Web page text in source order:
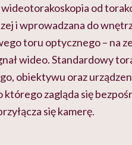
wideotorakoskopia od
i wprowadzana do
toru optycznego – na
wideo. Standardowy
obiektywu oraz
którego zagląda się
się kamerę.